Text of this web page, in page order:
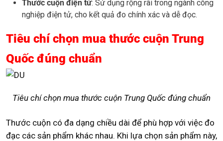
Thước cuộn điện tử: Sử dụng rộng rãi trong ngành công
nghiệp điện tử, cho kết quả đo chính xác và dễ đọc.
Tiêu chí chọn mua thước cuộn Trung
Quốc đúng chuẩn
Tiêu chí chọn mua thước cuộn Trung Quốc đúng chuẩn
Thước cuộn có đa dạng chiều dài để phù hợp với việc đo
đạc các sản phẩm khác nhau. Khi lựa chọn sản phẩm này,